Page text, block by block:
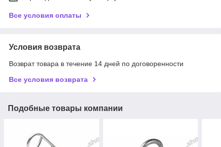
Все условия оплаты
Условия возврата
Возврат товара в течение 14 дней по договоренности
Все условия возврата
Подобные товары компании